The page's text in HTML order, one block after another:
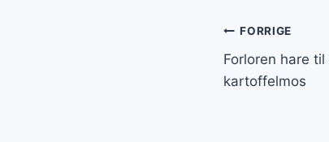
FORRIGE
Forloren hare
kartoffelmos